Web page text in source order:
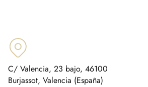
C/ Valencia, 23 bajo, 46100
Burjassot, Valencia (España)